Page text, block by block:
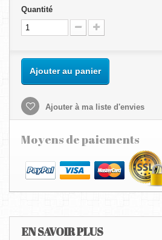
Quantité
Ajouter au panier
Ajouter à ma liste d'envies
Moyens de paiements
EN SAVOIR PLUS